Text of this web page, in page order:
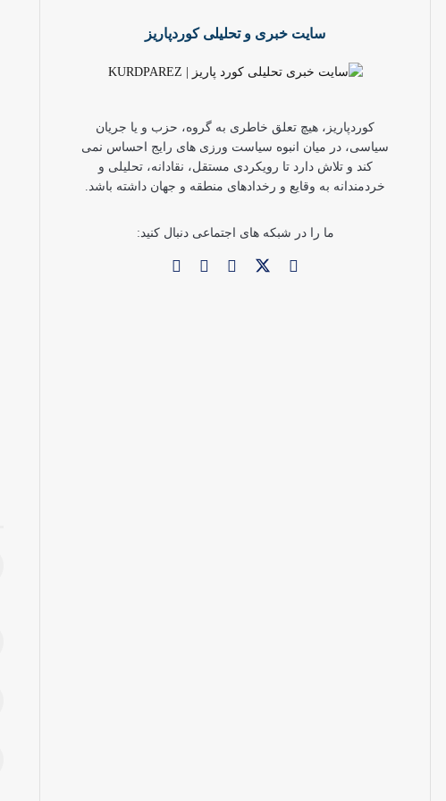
سایت خبری و تحلیلی کوردپاریز
کوردپاریز، هیچ تعلق خاطری به گروه، حزب و یا جریان
سیاسی، در میان انبوه سیاست ورزی های رایج احساس نمی
کند و تلاش دارد تا رویکردی مستقل، نقادانه، تحلیلی و
خردمندانه به وقایع و رخدادهای منطقه و جهان داشته باشد.
ما را در شبکه های اجتماعی دنبال کنید: